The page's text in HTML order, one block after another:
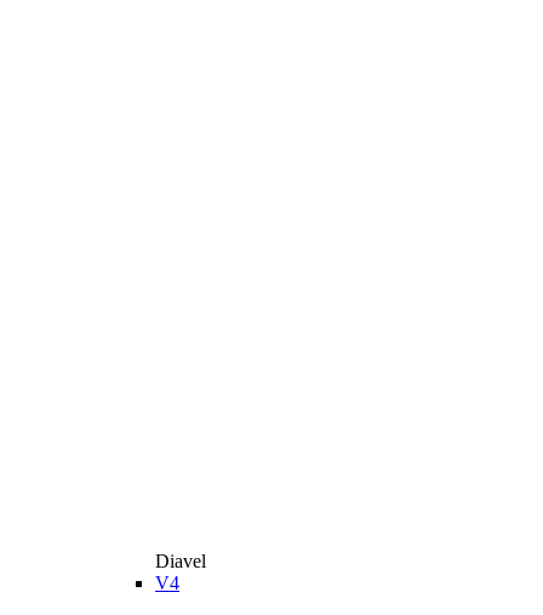
Diavel
V4